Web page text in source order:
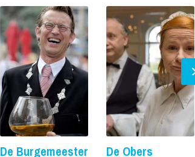
De Burgemeester De Obers